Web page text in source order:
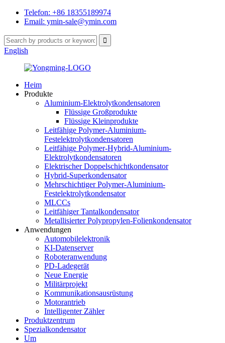
Telefon: +86 18355189974
Email: ymin-sale@ymin.com
English
Heim
Produkte
Aluminium-Elektrolytkondensatoren
Flüssige Großprodukte
Flüssige Kleinprodukte
Leitfähige Polymer-Aluminium-
Festelektrolytkondensatoren
Leitfähige Polymer-Hybrid-Aluminium-
Elektrolytkondensatoren
Elektrischer Doppelschichtkondensator
Hybrid-Superkondensator
Mehrschichtiger Polymer-Aluminium-
Festelektrolytkondensator
MLCCs
Leitfähiger Tantalkondensator
Metallisierter Polypropylen-Folienkondensator
Anwendungen
Automobilelektronik
KI-Datenserver
Roboteranwendung
PD-Ladegerät
Neue Energie
Militärprojekt
Kommunikationsausrüstung
Motorantrieb
Intelligenter Zähler
Produktzentrum
Spezialkondensator
Um